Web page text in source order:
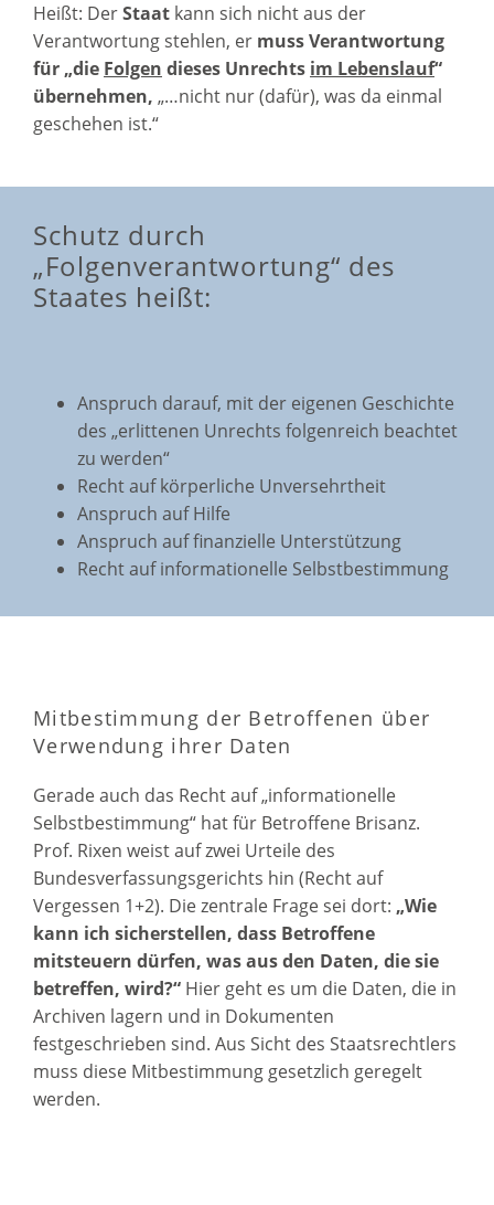
Heißt: DerStaat kann sich nicht aus der
Verantwortung stehlen, er muss Verantwortung
für „die Folgen dieses Unrechts im Lebenslauf“
übernehmen, „…nicht nur (dafür), was da einmal
geschehen ist.“
Schutz durch
„Folgenverantwortung“ des
Staates heißt:
Anspruch darauf, mit der eigenen Geschichte
des „erlittenen Unrechts folgenreich beachtet
zu werden“
Recht auf körperliche Unversehrtheit
Anspruch auf Hilfe
Anspruch auf finanzielle Unterstützung
Recht auf informationelle Selbstbestimmung
Mitbestimmung der Betroffenen über
Verwendung ihrer Daten
Gerade auch das Recht auf „informationelle
Selbstbestimmung“ hat für Betroffene Brisanz.
Prof. Rixen weist auf zwei Urteile des
Bundesverfassungsgerichts hin (Recht auf
Vergessen 1+2). Die zentrale Frage sei dort: „Wie
kann ich sicherstellen, dass Betroffene
mitsteuern dürfen, was aus den Daten, die sie
betreffen, wird?“ Hier geht es um die Daten, die in
Archiven lagern und in Dokumenten
festgeschrieben sind. Aus Sicht des Staatsrechtlers
muss diese Mitbestimmung gesetzlich geregelt
werden.